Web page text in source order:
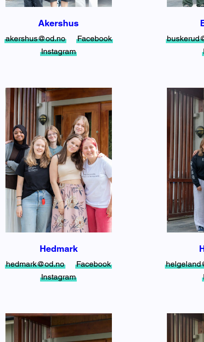
Akershus
akershus@od.no
Facebook
Instagram
Hedmark
hedmark@od.no
Facebook
Instagram